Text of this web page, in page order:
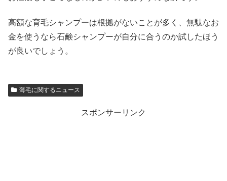
高額な育毛シャンプーは根拠がないことが多く、無駄なお
金を使うなら石鹸シャンプーが自分に合うのか試したほう
が良いでしょう。
薄毛に関するニュース
スポンサーリンク